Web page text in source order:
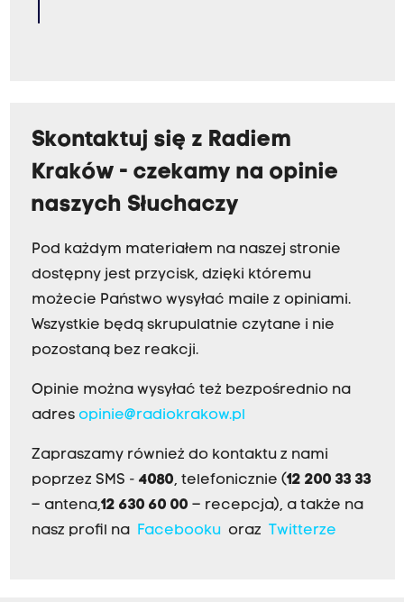
Skontaktuj się z Radiem
Kraków - czekamy na opinie
naszych Słuchaczy
Pod każdym materiałem na naszej stronie
dostępny jest przycisk, dzięki któremu
możecie Państwo wysyłać maile z opiniami.
Wszystkie będą skrupulatnie czytane i nie
pozostaną bez reakcji.
Opinie można wysyłać też bezpośrednio na
adres opinie@radiokrakow.pl
Zapraszamy również do kontaktu z nami
poprzez SMS - 4080, telefonicznie (12 200 33 33
– antena,12 630 60 00 – recepcja), a także na
nasz profil na
Facebookuoraz Twitterze